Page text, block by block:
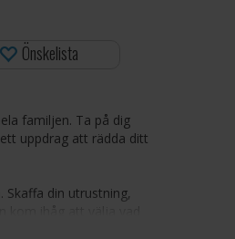
Önskelista
familjen. Ta på dig
uppdrag att rädda ditt
Skaffa din utrustning,
kom ihåg att välja vad
har begränsat